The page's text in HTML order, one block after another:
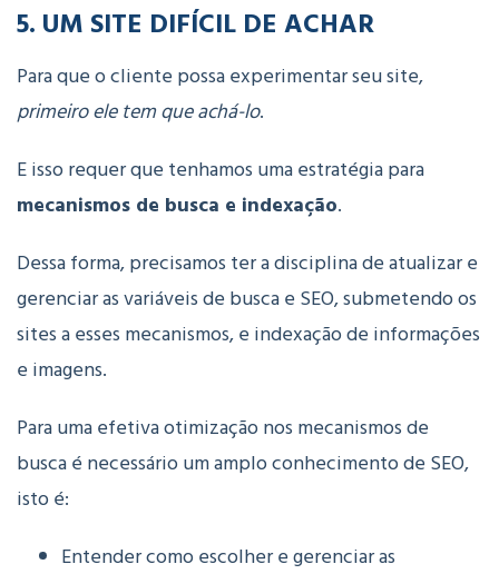
5. UM SITE DIFÍCIL DE ACHAR
Para que o cliente possa experimentar seu site,
primeiro ele tem que achá-lo.
E isso requer que tenhamos uma estratégia para
mecanismos de busca e indexação.
Dessa forma, precisamos ter a disciplina de atualizar e
gerenciar as variáveis de busca e SEO, submetendo os
sites a esses mecanismos, e indexação de informações
e imagens.
Para uma efetiva otimização nos mecanismos de
busca é necessário um amplo conhecimento de SEO,
isto é:
Entender como escolher e gerenciar as